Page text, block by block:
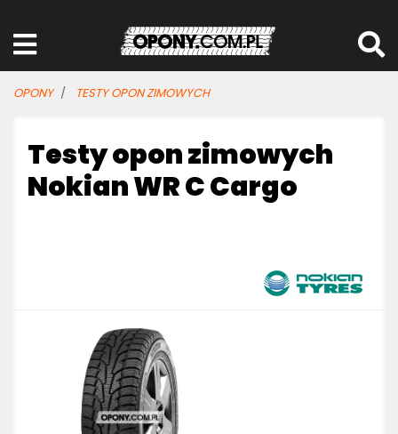
OPONY TESTY OPON ZIMOWYCH
Testy opon zimowych
Nokian WR C Cargo